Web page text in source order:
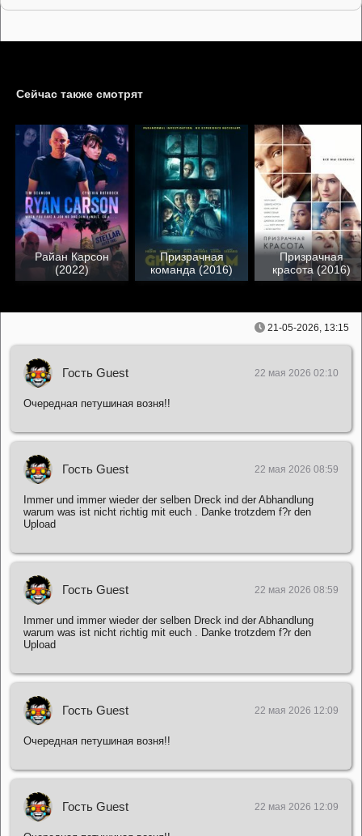
Сейчас также смотрят
Райан Карсон
(2022)
Призрачная
команда (2016)
Призрачная
красота (2016)
21-05-2026, 13:15
Гость Guest 22 мая 2026 02:10
Очередная петушиная возня!!
Гость Guest 22 мая 2026 08:59
Immer und immer wieder der selben Dreck ind der Abhandlung
warum was ist nicht richtig mit euch . Danke trotzdem f?r den
Upload
Гость Guest 22 мая 2026 08:59
Immer und immer wieder der selben Dreck ind der Abhandlung
warum was ist nicht richtig mit euch . Danke trotzdem f?r den
Upload
Гость Guest 22 мая 2026 12:09
Очередная петушиная возня!!
Гость Guest 22 мая 2026 12:09